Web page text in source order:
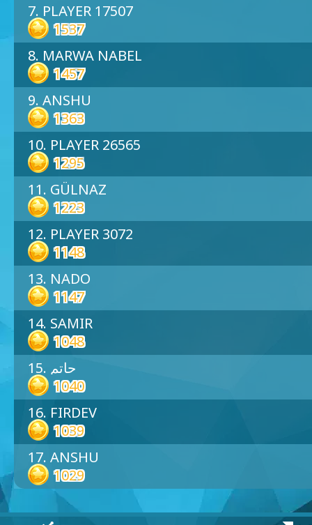
7. PLAYER 17507
1537
8. MARWA NABEL
1457
9. ANSHU
1363
10. PLAYER 26565
1295
11. GÜLNAZ
1223
12. PLAYER 3072
1148
13. NADO
1147
14. SAMIR
1048
15. حاتم
1040
16. FIRDEV
1039
17. ANSHU
1029